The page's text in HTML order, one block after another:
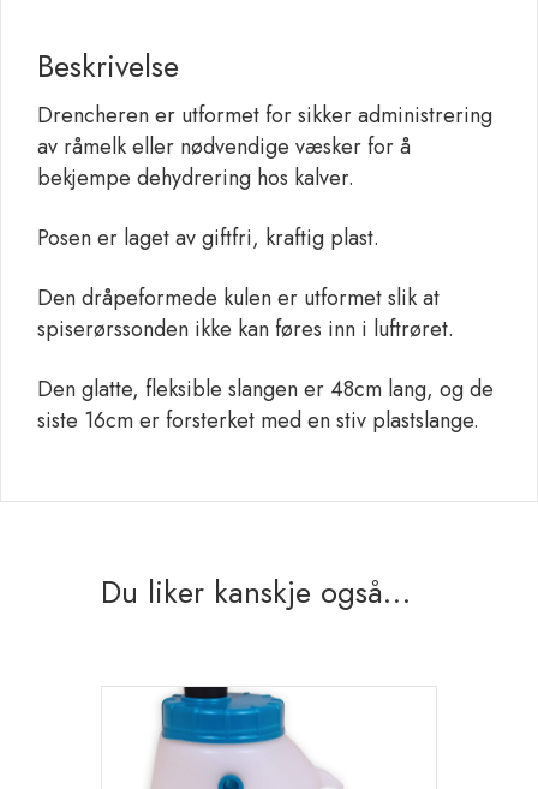
Beskrivelse
Drencheren er utformet for sikker administrering
av råmelk eller nødvendige væsker for å
bekjempe dehydrering hos kalver.
Posen er laget av giftfri, kraftig plast.
Den dråpeformede kulen er utformet slik at
spiserørssonden ikke kan føres inn i luftrøret.
Den glatte, fleksible slangen er 48cm lang, og de
siste 16cm er forsterket med en stiv plastslange.
Du liker kanskje også…